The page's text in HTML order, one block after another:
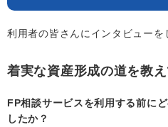
利用者の皆さんにインタビューを
着実な資産形成の道を教
FP相談サービスを利用する前に
したか？